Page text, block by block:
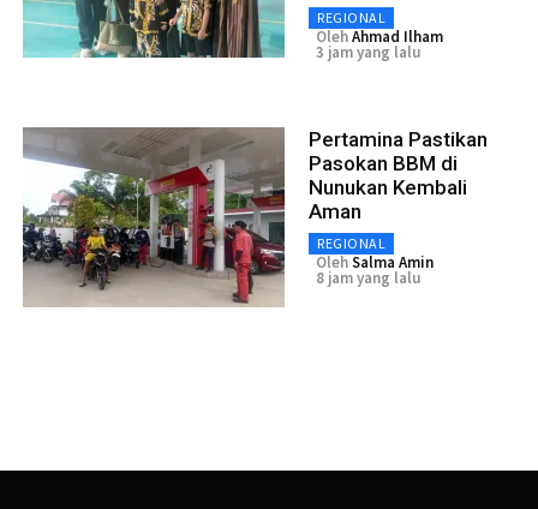
REGIONAL
OlehAhmad Ilham
3 jam yang lalu
Pertamina Pastikan
Pasokan BBM di
Nunukan Kembali
Aman
REGIONAL
OlehSalma Amin
8 jam yang lalu